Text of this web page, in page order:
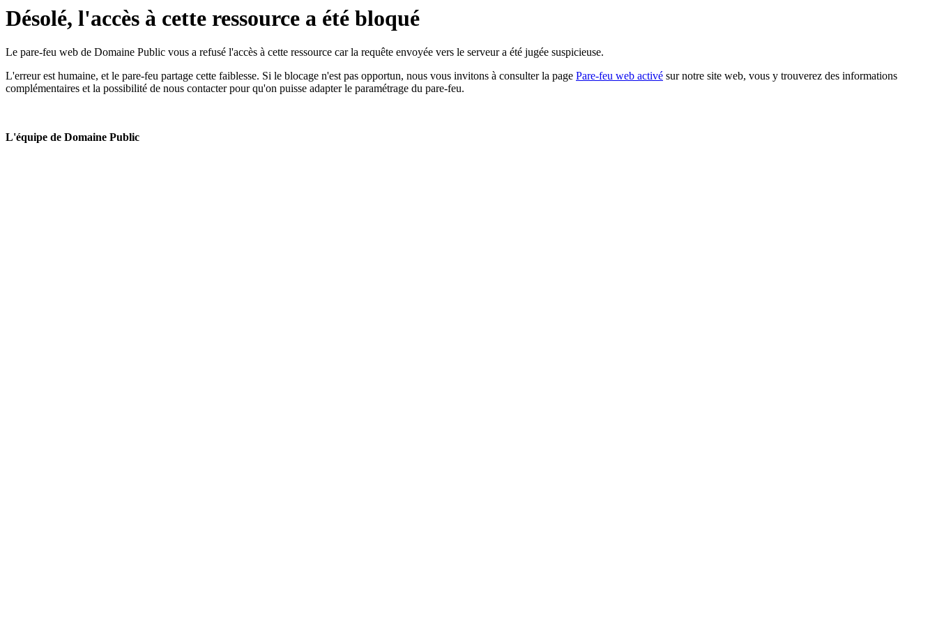
Désolé, l'accès à cette ressource a été bloqué
Le pare-feu web de Domaine Public vous a refusé l'accès à cette ressource car la requête envoyée vers le serveur a été jugée suspicieuse.
L'erreur est humaine, et le pare-feu partage cette faiblesse. Si le blocage n'est pas opportun, nous vous invitons à consulter la page Pare-feu web activé sur notre site web, vous y trouverez des informations
complémentaires et la possibilité de nous contacter pour qu'on puisse adapter le paramétrage du pare-feu.
L'équipe de Domaine Public